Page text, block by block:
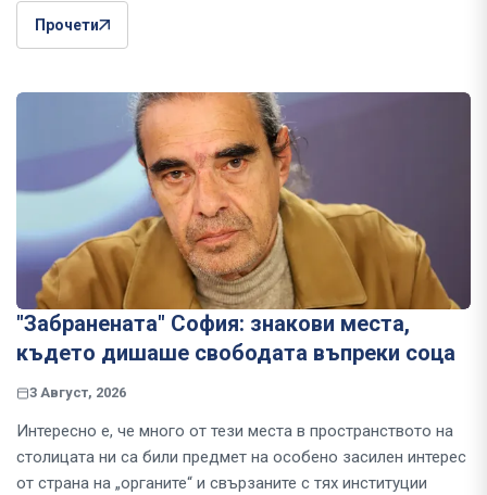
Прочети
"Забранената" София: знакови места,
където дишаше свободата въпреки соца
3 Август, 2026
Интересно е, че много от тези места в пространството на
столицата ни са били предмет на особено засилен интерес
от страна на „органите“ и свързаните с тях институции